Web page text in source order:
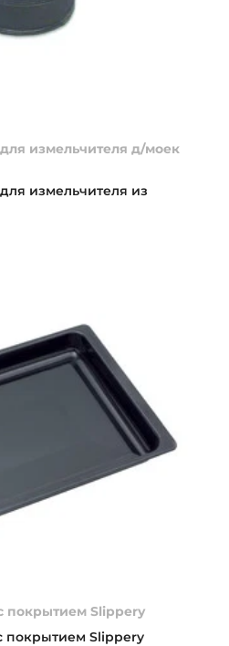
измельчителя д/моек
измельчителя из
покрытием Slippery
покрытием Slippery